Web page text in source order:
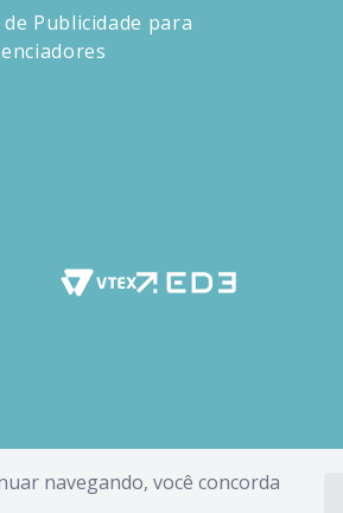
navegando, você concorda
de Publicidade para